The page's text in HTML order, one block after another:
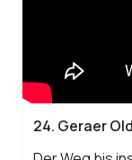
24. Geraer